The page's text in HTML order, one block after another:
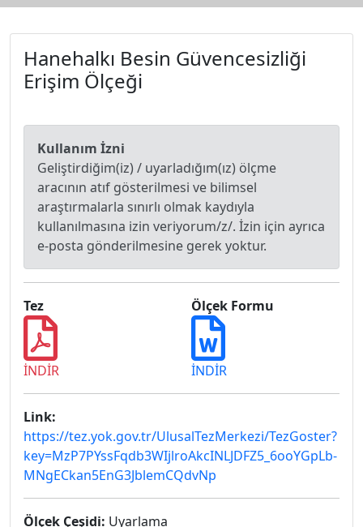
Hanehalkı Besin Güvencesizliği
Erişim Ölçeği
Kullanım İzni
Geliştirdiğim(iz) / uyarladığım(ız) ölçme
aracının atıf gösterilmesi ve bilimsel
araştırmalarla sınırlı olmak kaydıyla
kullanılmasına izin veriyorum/z/. İzin için ayrıca
e-posta gönderilmesine gerek yoktur.
Tez
İNDİR
Ölçek Formu
İNDİR
Link:
https://tez.yok.gov.tr/UlusalTezMerkezi/TezGoster?
key=MzP7PYssFqdb3WIjlroAkcINLJDFZ5_6ooYGpLb-
MNgECkan5EnG3JblemCQdvNp
Ölçek Çeşidi: Uyarlama